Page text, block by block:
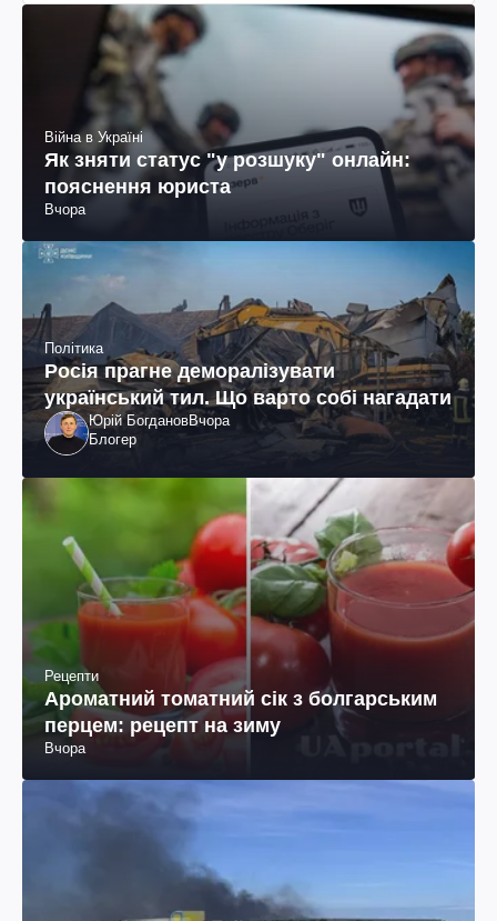
Війна в Україні
Як зняти статус "у розшуку" онлайн:
пояснення юриста
Вчора
Політика
Росія прагне деморалізувати
український тил. Що варто собі нагадати
Юрій БогдановВчора
Блогер
Рецепти
Ароматний томатний сік з болгарським
перцем: рецепт на зиму
Вчора